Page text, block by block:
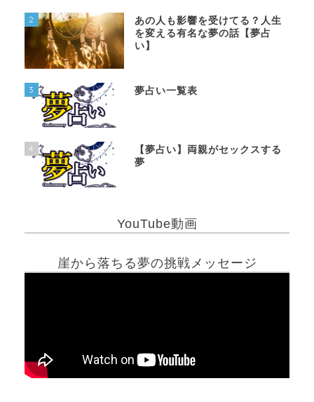
2
あの人も影響を受けてる？人生
を変える有名な夢の話【夢占
い】
3 夢占い一覧表
4
【夢占い】両親がセックスする
夢
YouTube動画
崖から落ちる夢の挑戦メッセージ